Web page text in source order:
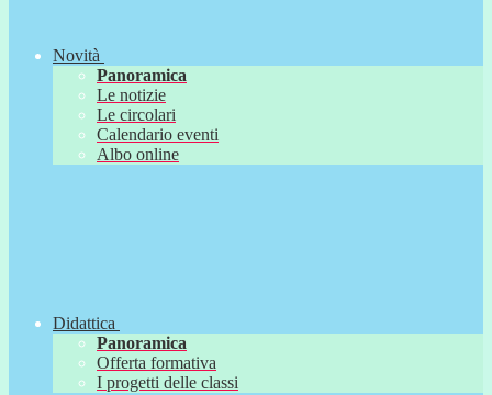
Novità
Panoramica
Le notizie
Le circolari
Calendario eventi
Albo online
Didattica
Panoramica
Offerta formativa
I progetti delle classi